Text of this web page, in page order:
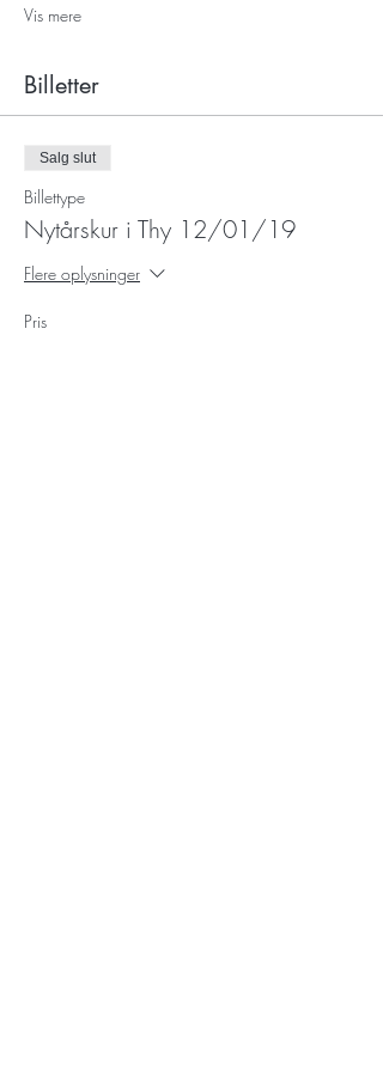
Vis mere
Billetter
Salg slut
Billettype
Nytårskur i Thy 12/01/19
Flere oplysninger
Pris